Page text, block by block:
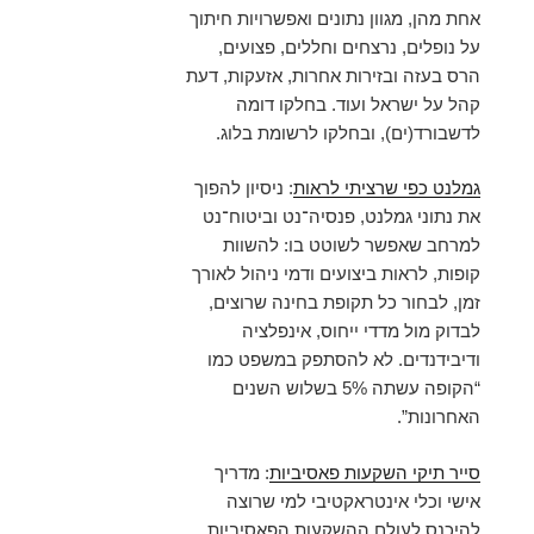
אחת מהן, מגוון נתונים ואפשרויות חיתוך
על נופלים, נרצחים וחללים, פצועים,
הרס בעזה ובזירות אחרות, אזעקות, דעת
קהל על ישראל ועוד. בחלקו דומה
לדשבורד(ים), ובחלקו לרשומת בלוג.
גמלנט כפי שרציתי לראות: ניסיון להפוך
את נתוני גמלנט, פנסיה־נט וביטוח־נט
למרחב שאפשר לשוטט בו: להשוות
קופות, לראות ביצועים ודמי ניהול לאורך
זמן, לבחור כל תקופת בחינה שרוצים,
לבדוק מול מדדי ייחוס, אינפלציה
ודיבידנדים. לא להסתפק במשפט כמו
“הקופה עשתה 5% בשלוש השנים
האחרונות”.
סייר תיקי השקעות פאסיביות: מדריך
אישי וכלי אינטראקטיבי למי שרוצה
להיכנס לעולם ההשקעות הפאסיביות